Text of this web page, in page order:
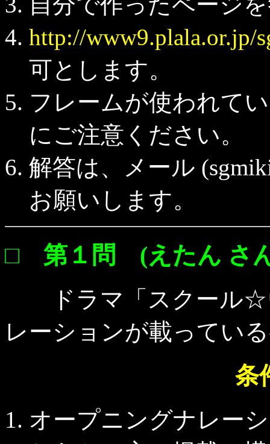
http://
可とします。
フレームが使われて
にご注意ください。
解答は、メール
お願いします。
□ 第１問 (えたん さ
ドラマ「スクール☆
レーションが載ってい
条
オープニングナレー